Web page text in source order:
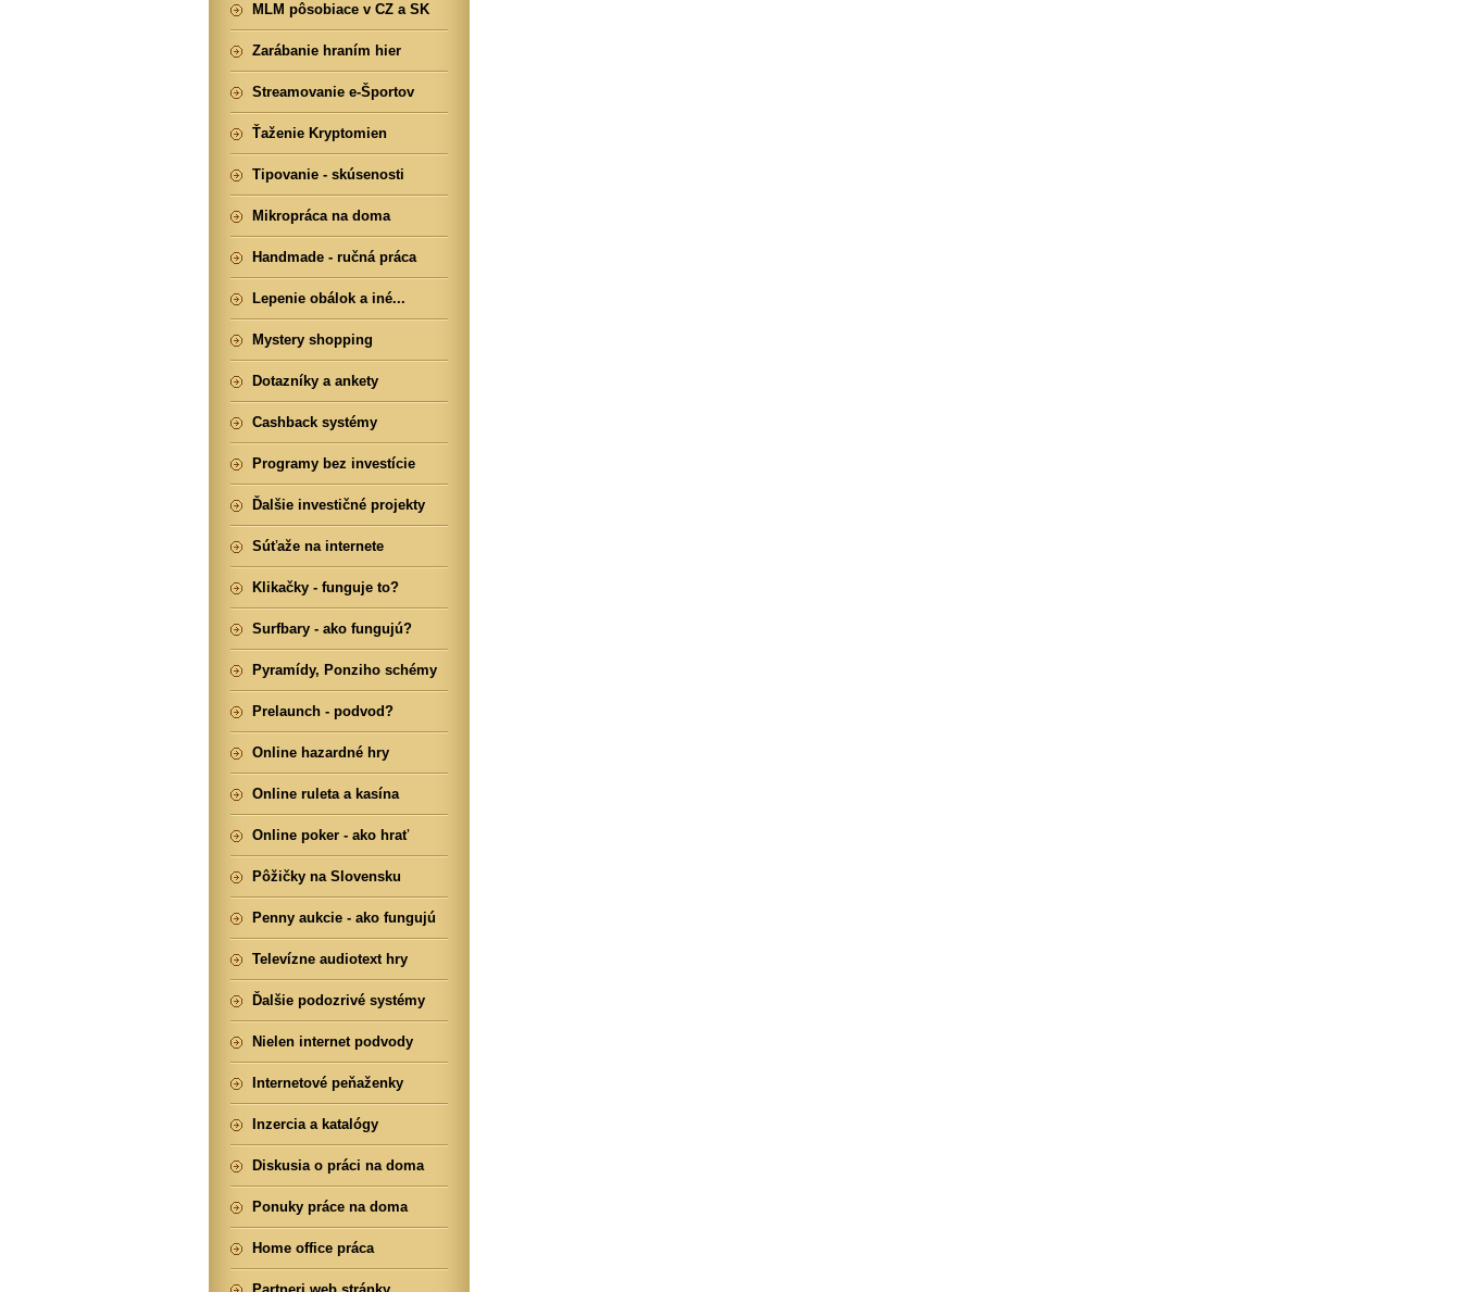
MLM pôsobiace v CZ a SK
Zarábanie hraním hier
Streamovanie e-Športov
Ťaženie Kryptomien
Tipovanie - skúsenosti
Mikropráca na doma
Handmade - ručná práca
Lepenie obálok a iné...
Mystery shopping
Dotazníky a ankety
Cashback systémy
Programy bez investície
Ďalšie investičné projekty
Súťaže na internete
Klikačky - funguje to?
Surfbary - ako fungujú?
Pyramídy, Ponziho schémy
Prelaunch - podvod?
Online hazardné hry
Online ruleta a kasína
Online poker - ako hrať
Pôžičky na Slovensku
Penny aukcie - ako fungujú
Televízne audiotext hry
Ďalšie podozrivé systémy
Nielen internet podvody
Internetové peňaženky
Inzercia a katalógy
Diskusia o práci na doma
Ponuky práce na doma
Home office práca